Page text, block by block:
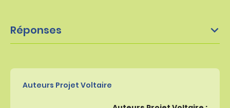
Réponses
Auteurs Projet Voltaire